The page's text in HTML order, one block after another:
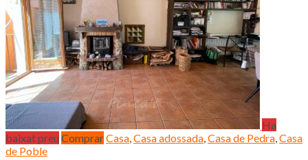
Ha
baixat preu ComprarCasa Casa adossada Casa de Pedra Casa
de Poble